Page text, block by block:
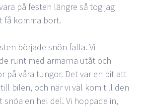
på festen längre så tog jag
få komma bort.
började snön falla. Vi
runt med armarna utåt och
på våra tungor. Det var en bit att
bilen, och när vi väl kom till den
snöa en hel del. Vi hoppade in,